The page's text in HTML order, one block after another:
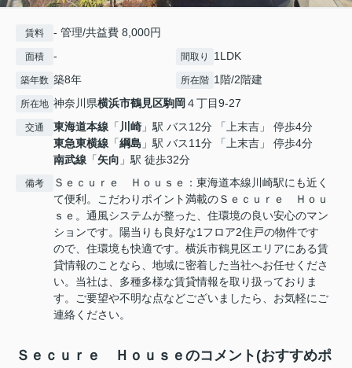
賃料 - 管理/共益費 8,000円
面積 - 間取り 1LDK
築年数 築8年 所在階 1階/2階建
所在地 神奈川県横浜市鶴見区駒岡 ４丁目9-27
交通 東海道本線 「 川崎 」駅 バス12分 「上末吉」 停歩4分
東急東横線 「綱島 」駅 バス11分 「上末吉」 停歩4分
南武線 「矢向 」駅 徒歩32分
備考
Ｓｅｃｕｒｅ Ｈｏｕｓｅ：東海道本線川崎駅にも近く
て便利。こだわりポイント満載のＳｅｃｕｒｅ Ｈｏｕ
ｓｅ。通風システムが整った、住環境の良い安心のマン
ションです。陽当りも良好な1フロア2住戸の物件です
ので、住環境も快適です。横浜市鶴見区エリアにある賃
貸情報のことなら、地域に密着した当社へお任せくださ
い。当社は、多種多様な賃貸情報を取り扱っておりま
す。ご要望や不明な点などございましたら、お気軽にご
連絡ください。
Ｓｅｃｕｒｅ Ｈｏｕｓｅのコメント(おすすめポ